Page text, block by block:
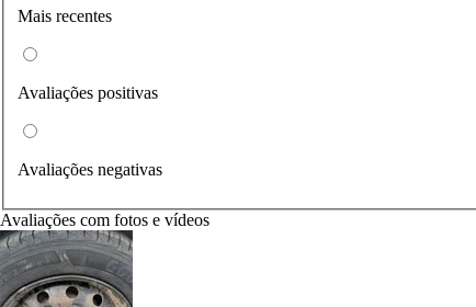
Mais recentes
Avaliações positivas
Avaliações negativas
Avaliações com fotos e vídeos